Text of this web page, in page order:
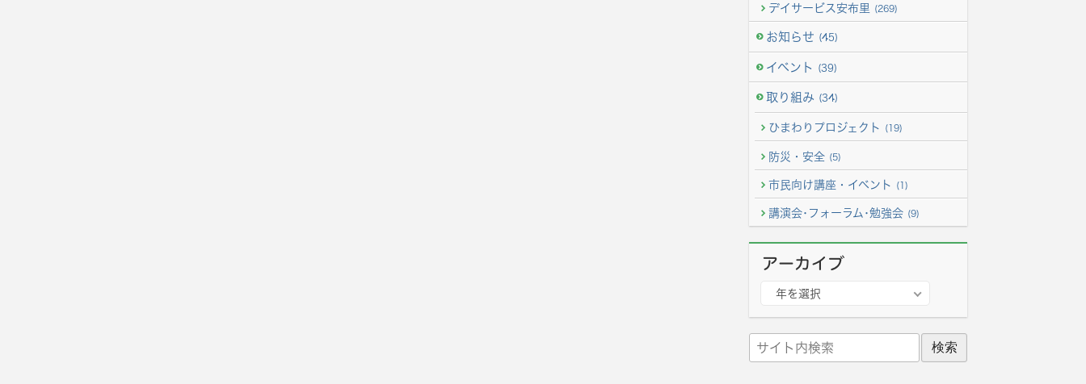
デイサービス安布里 (269)
お知らせ (45)
イベント (39)
取り組み (34)
ひまわりプロジェクト (19)
防災・安全 (5)
市民向け講座・イベント (1)
講演会･フォーラム･勉強会 (9)
アーカイブ
イ
ブ
年を選択
イ